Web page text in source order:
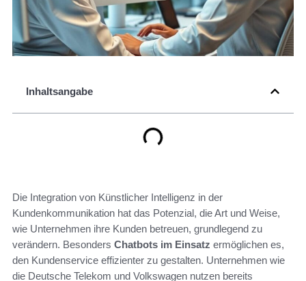
Inhaltsangabe
Die Integration von Künstlicher Intelligenz in der
Kundenkommunikation hat das Potenzial, die Art und Weise,
wie Unternehmen ihre Kunden betreuen, grundlegend zu
verändern. Besonders Chatbots im Einsatz ermöglichen es,
den Kundenservice effizienter zu gestalten. Unternehmen wie
die Deutsche Telekom und Volkswagen nutzen bereits